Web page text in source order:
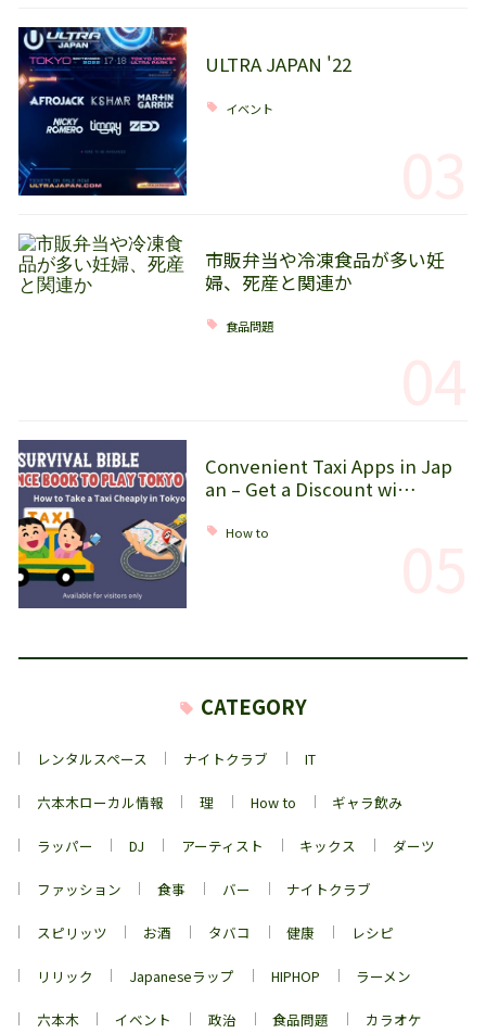
ULTRA JAPAN '22
イベント
市販弁当や冷凍食品が多い妊
婦、死産と関連か
食品問題
Convenient Taxi Apps in Jap
an – Get a Discount wi…
How to
CATEGORY
レンタルスペース ナイトクラブ IT
六本木ローカル情報 理 How to ギャラ飲み
ラッパー DJ アーティスト キックス ダーツ
ファッション 食事 バー ナイトクラブ
スピリッツ お酒 タバコ 健康 レシピ
リリック Japaneseラップ HIPHOP ラーメン
六本木 イベント 政治 食品問題 カラオケ